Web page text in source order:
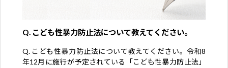
Q. こども性暴力防止法について教えてください。
Q. こども性暴力防止法について教えてください。令和8
年12月に施行が予定されている「こども性暴力防止法」